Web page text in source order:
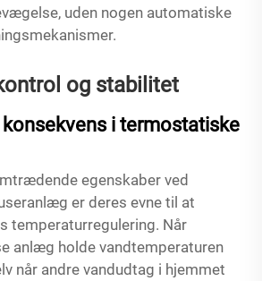
uden nogen automatiske
og stabilitet
i termostatiske
egenskaber ved
er deres evne til at
temperaturregulering. Når
anlæg holde vandtemperaturen
når andre vandudtag i hjemmet